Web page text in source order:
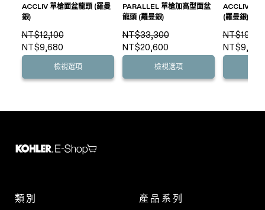
ACCLIV 單槍面盆龍頭 (羅曼
銀)
NT$12,100
NT$9,680
檢視選項
PARALLEL 單槍加高型面盆
龍頭 (羅曼銀)
NT$33,300
NT$20,600
檢視選項
ACCLIV 單
(羅曼銀)
NT$19,100
NT$9,000
類別 產品系列